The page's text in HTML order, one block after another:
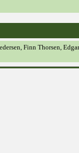
Finn Thorsen,